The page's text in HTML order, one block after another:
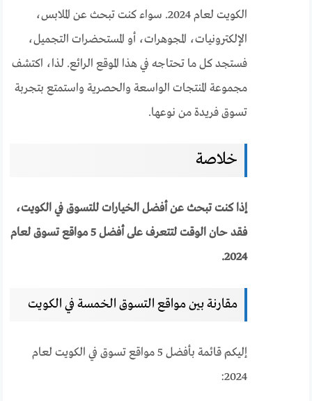
الكويت لعام 2024. سواء كنت تبحث عن الملابس،
الإلكترونيات، المجوهرات، أو المستحضرات التجميل،
فستجد كل ما تحتاجه في هذا الموقع الرائع. لذا، اكتشف
مجموعة المنتجات الواسعة والحصرية واستمتع بتجربة
تسوق فريدة من نوعها.
خلاصة
إذا كنت تبحث عن أفضل الخيارات للتسوق في الكويت،
فقد حان الوقت لتتعرف على أفضل 5 مواقع تسوق لعام
2024.
مقارنة بين مواقع التسوق الخمسة في الكويت
إليكم قائمة بأفضل 5 مواقع تسوق في الكويت لعام
2024: